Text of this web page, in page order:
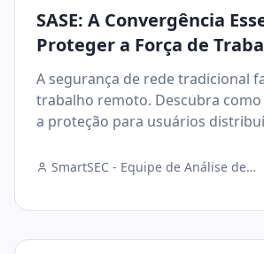
SASE: A Convergência
Proteger a Força de
Distribuída
A segurança de rede tradicional
trabalho remoto. Descubra como
a proteção para usuários
SmartSEC - Equipe de Análise de